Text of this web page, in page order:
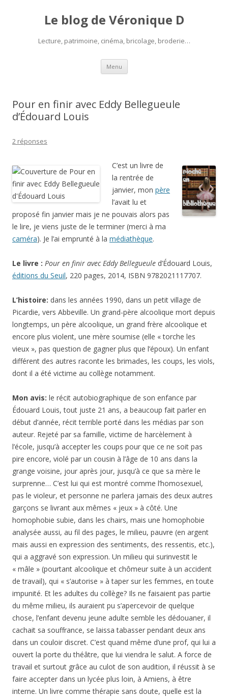
Le blog de Véronique D
Lecture, patrimoine, cinéma, bricolage, broderie…
Menu Aller
contenu
Pour en finir avec Eddy Bellegueule
d’Édouard Louis
2 réponses
C’est un livre de
la rentrée de
janvier, mon père
l’avait lu et
proposé fin janvier mais je ne pouvais alors pas
le lire, je viens juste de le terminer (merci à ma
caméra). Je l’ai emprunté à la médiathèque.
Le livre : Pour en finir avec Eddy Bellegueule d’Édouard Louis,
éditions du Seuil, 220 pages, 2014, ISBN 9782021117707.
L’histoire: dans les années 1990, dans un petit village de
Picardie, vers Abbeville. Un grand-père alcoolique mort depuis
longtemps, un père alcoolique, un grand frère alcoolique et
encore plus violent, une mère soumise (elle « torche les
vieux », pas question de gagner plus que l’époux). Un enfant
différent des autres raconte les brimades, les coups, les viols,
dont il a été victime au collège notamment.
Mon avis: le récit autobiographique de son enfance par
Édouard Louis, tout juste 21 ans, a beaucoup fait parler en
début d’année, récit terrible porté dans les médias par son
auteur. Rejeté par sa famille, victime de harcèlement à
l’école, jusqu’à accepter les coups pour que ce ne soit pas
pire encore, violé par un cousin à l’âge de 10 ans dans la
grange voisine, jour après jour, jusqu’à ce que sa mère le
surprenne… C’est lui qui est montré comme l’homosexuel,
pas le violeur, et personne ne parlera jamais des deux autres
garçons se livrant aux mêmes « jeux » à côté. Une
homophobie subie, dans les chairs, mais une homophobie
analysée aussi, au fil des pages, le milieu, pauvre (en argent
mais aussi en expression des sentiments, des ressentis, etc.),
qui a aggravé son expression. Un milieu qui surinvestit le
« mâle » (pourtant alcoolique et chômeur suite à un accident
de travail), qui « s’autorise » à taper sur les femmes, en toute
impunité. Et les adultes du collège? Ils ne faisaient pas partie
du même milieu, ils auraient pu s’apercevoir de quelque
chose, l’enfant devenu jeune adulte semble les dédouaner, il
cachait sa souffrance, se laissa tabasser pendant deux ans
dans un couloir discret. C’est quand même d’une prof, qui lui a
ouvert la porte du théâtre, que lui viendra le salut. A force de
travail et surtout grâce au culot de son audition, il réussit à se
faire accepter dans un lycée plus loin, à Amiens, à être
interne. Un livre comme thérapie sans doute, quelle est la